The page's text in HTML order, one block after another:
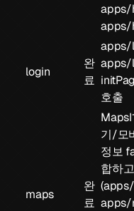
apps/
apps/
login
완
료
apps/
apps/
호출
maps
완
료
기/모
정보
합하
(
apps/